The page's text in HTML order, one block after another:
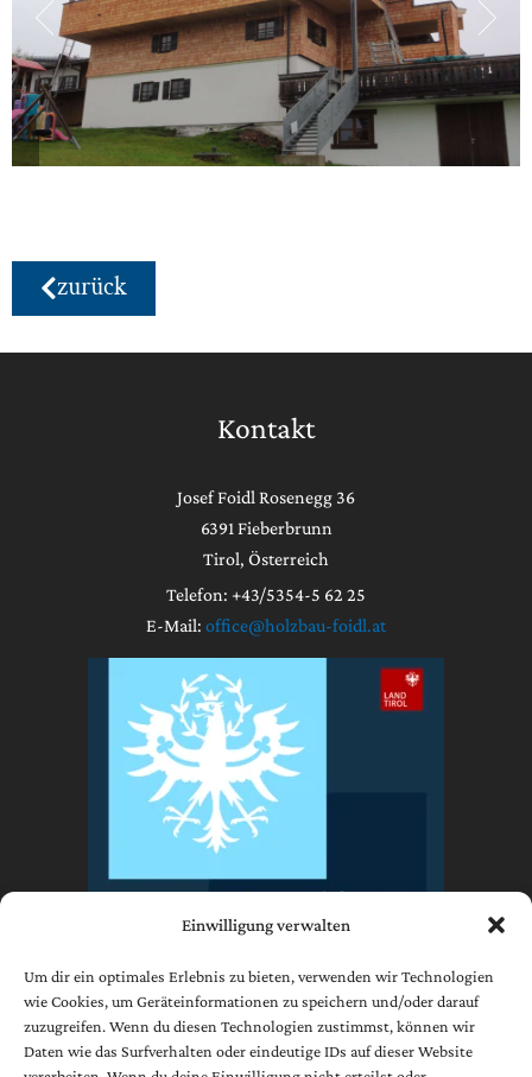
Einwilligung verwalten
Um dir ein optimales Erlebnis zu bieten, verwenden wir Technologien
wie Cookies, um Geräteinformationen zu speichern und/oder darauf
zuzugreifen. Wenn du diesen Technologien zustimmst, können wir
Daten wie das Surfverhalten oder eindeutige IDs auf dieser Website
zurück
Kontakt
Josef Foidl Rosenegg 36
6391 Fieberbrunn
Tirol, Österreich
Telefon: +43/5354-5 62 25
E-Mail: office@holzbau-foidl.at
Impressum
Datenschutzerklärung